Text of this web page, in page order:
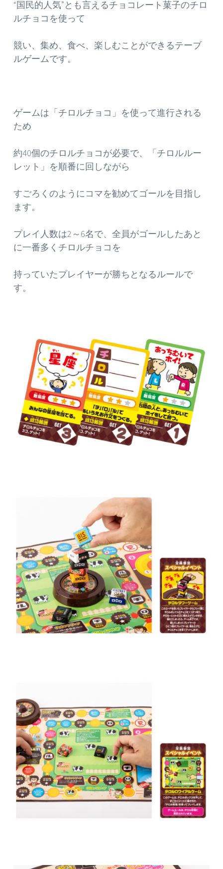
“国民的人気”とも言えるチョコレート菓子のチロ
ルチョコを使って
競い、集め、食べ、楽しむことができるテーブ
ルゲームです。
ゲームは「チロルチョコ」を使って進行される
ため
約40個のチロルチョコが必要で、「チロルルー
レット」を順番に回しながら
すごろくのようにコマを勧めてゴールを目指し
ます。
プレイ人数は2～6名で、全員がゴールしたあと
に一番多くチロルチョコを
持っていたプレイヤーが勝ちとなるルールで
す。